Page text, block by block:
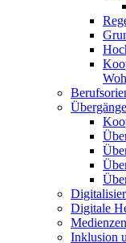
Übergänge
Digitale
Inklusion